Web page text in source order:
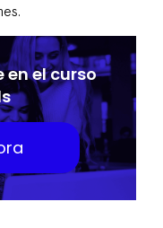
el curso